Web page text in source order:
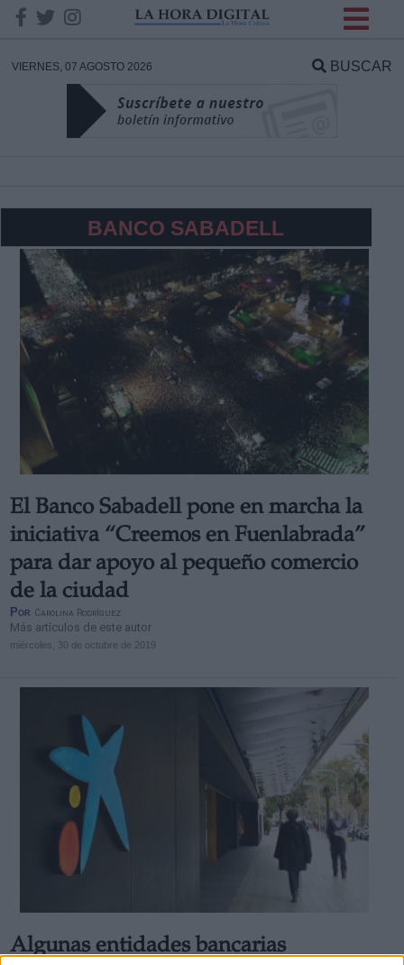
VIERNES, 07 AGOSTO 2026 BUSCAR
BANCO SABADELL
El Banco Sabadell pone en marcha la
iniciativa “Creemos en Fuenlabrada”
para dar apoyo al pequeño comercio
de la ciudad
Por Carolina Rodríguez
Más artículos de este autor
miércoles, 30 de octubre de 2019
Algunas entidades bancarias
DATOS
Responsable:
Datos tratados:
Legitimación:
Destinatarios:
Derechos:
link
Información adicional
link